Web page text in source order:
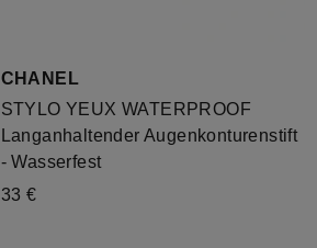
CHANEL
STYLO YEUX WATERPROOF
Langanhaltender Augenkonturenstift
- Wasserfest
33 €